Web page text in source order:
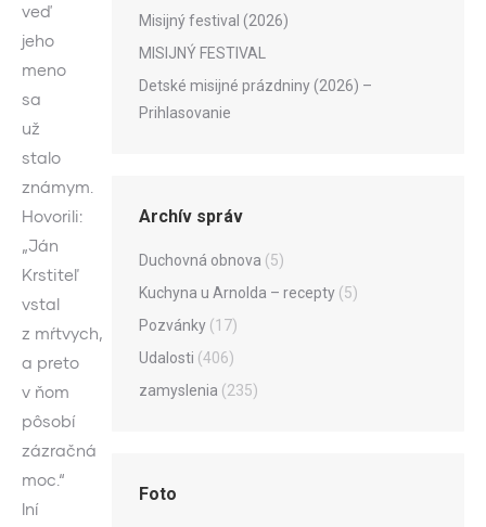
veď
jeho
meno
sa
už
stalo
známym.
Hovorili:
„Ján
Krstiteľ
vstal
z mŕtvych,
a preto
v ňom
pôsobí
zázračná
moc.“
Iní
Misijný festival (2026)
MISIJNÝ FESTIVAL
Detské misijné prázdniny (2026) –
Prihlasovanie
Archív správ
Duchovná obnova (5)
Kuchyna u Arnolda – recepty (5)
Pozvánky (17)
Udalosti (406)
zamyslenia (235)
Foto